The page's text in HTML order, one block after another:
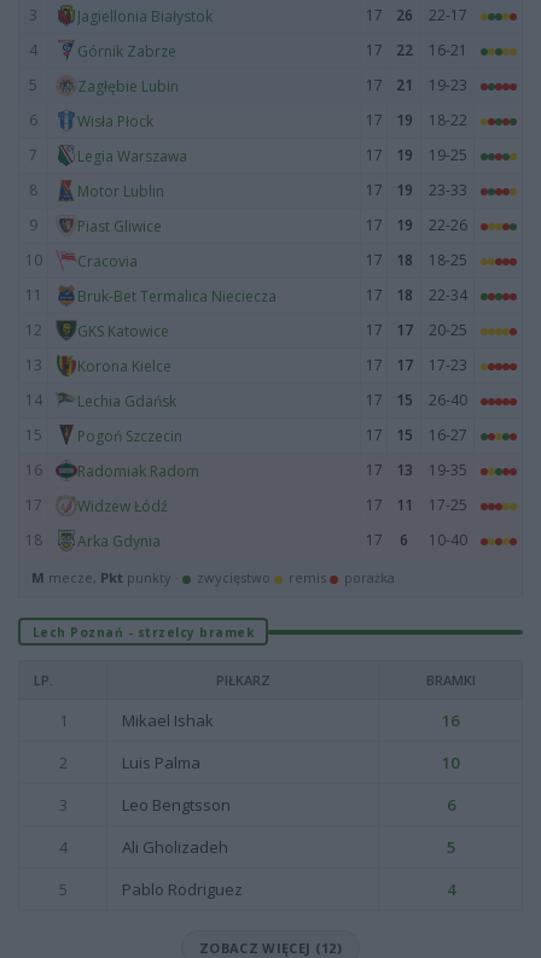
3
Jagiellonia Białystok 17 26
22-17
4
Górnik Zabrze 17 22
16-21
5
Zagłębie Lubin 17 21
19-23
6
Wisła Płock 17 19
18-22
7
Legia Warszawa 17 19
19-25
8
Motor Lublin 17 19
23-33
9
Piast Gliwice 17 19
22-26
10
Cracovia 17 18
18-25
11
Bruk-Bet Termalica Nieciecza 17 18
22-34
12
GKS Katowice 17 17
20-25
13
Korona Kielce 17 17
17-23
14
Lechia Gdańsk 17 15
26-40
15
Pogoń Szczecin 17 15
16-27
16
Radomiak Radom 17 13
19-35
17
Widzew Łódź 17 11
17-25
18
Arka Gdynia 17 6 10-40
M mecze, Pkt punkty · zwycięstwo remis porażka
Lech Poznań - strzelcy bramek
LP. PIŁKARZ BRAMKI
1 Mikael Ishak
16
2
Luis Palma
10
3
Leo Bengtsson
6
4
Ali Gholizadeh
5
5
Pablo Rodriguez 4
ZOBACZ WIĘCEJ (12)